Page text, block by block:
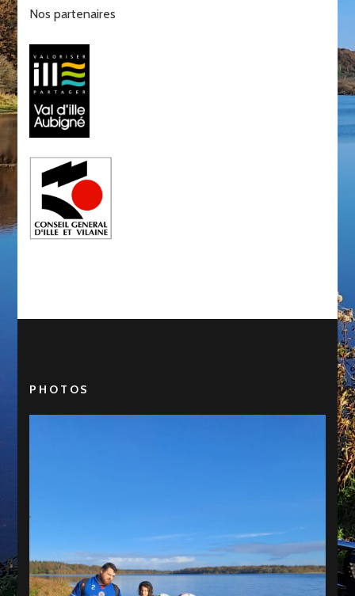
Nos partenaires
PHOTOS